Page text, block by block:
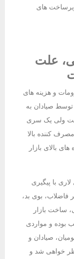
های
علت
و هزینه های
صیادان به
ولی یک سری
کننده بالا
بالای بازار
با پیگیری
بوی بد،
ساخت بازار
بوده و مواردی
صیادان و
خواهی شد و